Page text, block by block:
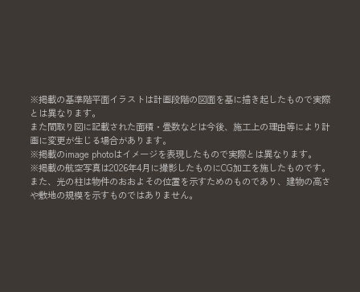
※掲載の基準階平面イラストは計画段階の図面を基に描き起したもので実際
とは異なります。
また間取り図に記載された面積・畳数などは今後、施工上の理由等により計
画に変更が生じる場合があります。
※掲載のimage photoはイメージを表現したもので実際とは異なります。
※掲載の航空写真は2026年4月に撮影したものにCG加工を施したものです。
また、光の柱は物件のおおよその位置を示すためのものであり、建物の高さ
や敷地の規模を示すものではありません。